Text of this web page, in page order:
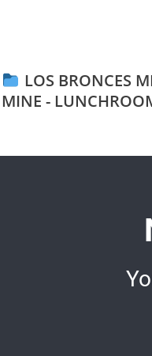
LOS BRONCES
-